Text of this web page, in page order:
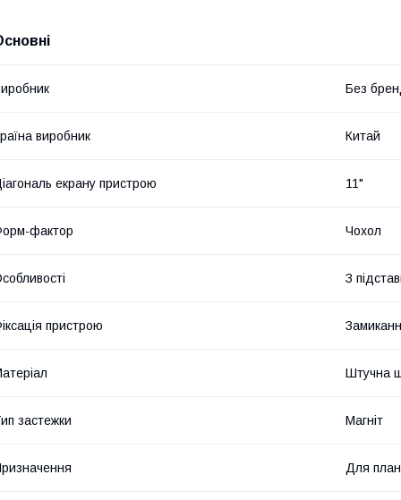
Без
виробник Китай
екрану пристрою 11"
фактор Чохол
З
пристрою
Штучна
застежки Магніт
Для